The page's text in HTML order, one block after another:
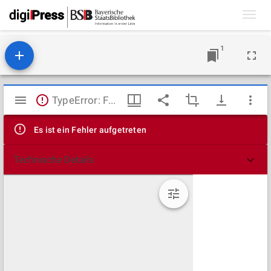
1
Mirador
Viewer
TypeError: Failed to fetch
Es ist ein Fehler aufgetreten
Technische Details